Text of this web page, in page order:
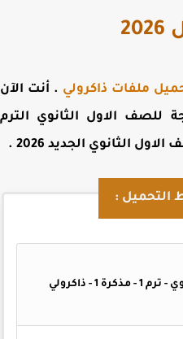
ملفات ذاكرولي. أنت الآن
الاول الثانوي الترم
.
: